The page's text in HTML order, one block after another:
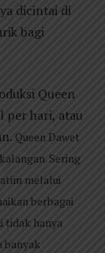
dicintai di
bagi
Queen
per hari, atau
Queen Dawet
Sering
melalui
berbagai
tidak hanya
banyak